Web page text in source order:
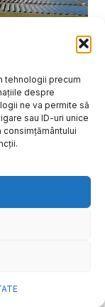
tehnologii precum
despre
ne va permite să
sau ID-uri unice
de
de
în